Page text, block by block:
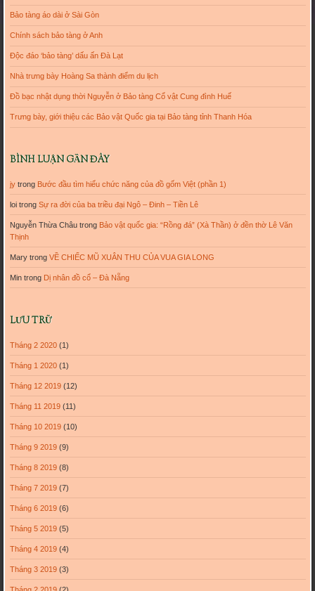
Bảo tàng áo dài ở Sài Gòn
Chính sách bảo tàng ở Anh
Độc đáo ‘bảo tàng’ dấu ấn Đà Lạt
Nhà trưng bày Hoàng Sa thành điểm du lịch
Đồ bạc nhật dụng thời Nguyễn ở Bảo tàng Cổ vật Cung đình Huế
Trưng bày, giới thiệu các Bảo vật Quốc gia tại Bảo tàng tỉnh Thanh Hóa
BÌNH LUẬN GẦN ĐÂY
jytrong Bước đầu tìm hiểu chức năng của đồ gốm Việt (phần 1)
loitrong Sự ra đời của ba triều đại Ngô – Đinh – Tiền Lê
Nguyễn Thừa Châutrong Bảo vật quốc gia: “Rồng đá” (Xà Thần) ở đền thờ Lê Văn
Thịnh
Marytrong VỀ CHIẾC MŨ XUÂN THU CỦA VUA GIA LONG
Mintrong Dị nhân đồ cổ – Đà Nẵng
LƯU TRỮ
Tháng 2 2020(1)
Tháng 1 2020(1)
Tháng 12 2019(12)
Tháng 11 2019(11)
Tháng 10 2019(10)
Tháng 9 2019(9)
Tháng 8 2019(8)
Tháng 7 2019(7)
Tháng 6 2019(6)
Tháng 5 2019(5)
Tháng 4 2019(4)
Tháng 3 2019(3)
Tháng 2 2019(2)